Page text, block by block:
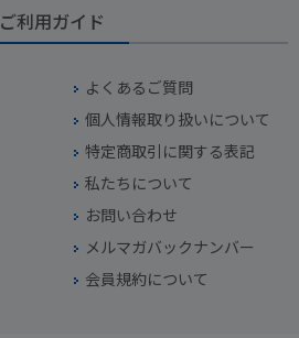
ご利用ガイド
よくあるご質問
個人情報取り扱いについて
特定商取引に関する表記
私たちについて
お問い合わせ
メルマガバックナンバー
会員規約について